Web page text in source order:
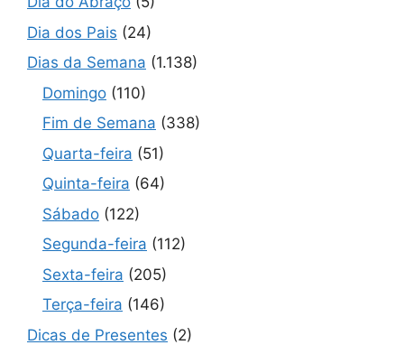
Dia dos Pais (24)
Dias da Semana (1.138)
Domingo (110)
Fim de Semana (338)
Quarta-feira (51)
Quinta-feira (64)
Sábado (122)
Segunda-feira (112)
Sexta-feira (205)
Terça-feira (146)
Dicas de Presentes (2)